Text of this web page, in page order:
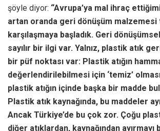
şöyle diyor: “Avrupa’ya mal ihraç
artan oranda geri dönüşüm malzemesi
karşılaşmaya başladık. Geri
sayılır bir ilgi var. Yalnız, plastik atık
bir püf noktası var: Plastik atığın
değerlendirilebilmesi için ‘temiz’
plastik atığın içinde başka bir madde
Plastik atık kaynağında, bu maddeler
Ancak Türkiye’de bu çok zor. Çoğu
diğer atıklardan, kaynağından ayırmayı